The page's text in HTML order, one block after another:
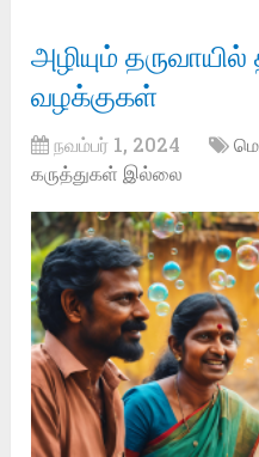
அழியும்
வழக்குகள்
நவம்பர் 1, 2024
கருத்துகள் இல்லை